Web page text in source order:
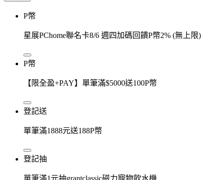
P幣
星展PChome聯名卡8/6 週四加碼回饋P幣2% (無上限)
P幣
【限全盈+PAY】單筆滿$5000送100P幣
登記送
單筆滿1888元送188P幣
登記抽
單筆滿1元抽grantclassic磁力寵物飲水機